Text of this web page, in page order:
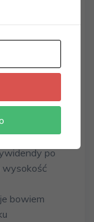
ani rok, za
wyroku
należnego
po
wysokość
bowiem